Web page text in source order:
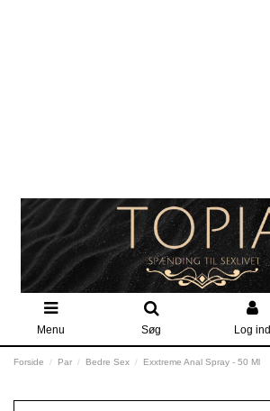
Menu Søg Log ind
Forside Par Bedre Sex Exxtreme Anal Spray - 50 Ml